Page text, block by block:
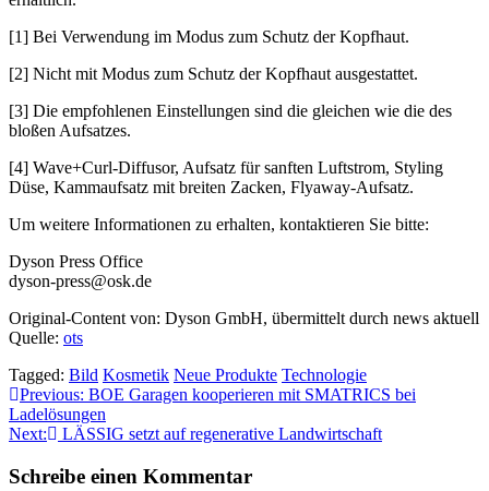
[1] Bei Verwendung im Modus zum Schutz der Kopfhaut.
[2] Nicht mit Modus zum Schutz der Kopfhaut ausgestattet.
[3] Die empfohlenen Einstellungen sind die gleichen wie die des
bloßen Aufsatzes.
[4] Wave+Curl-Diffusor, Aufsatz für sanften Luftstrom, Styling
Düse, Kammaufsatz mit breiten Zacken, Flyaway-Aufsatz.
Um weitere Informationen zu erhalten, kontaktieren Sie bitte:
Dyson Press Office
dyson-press@osk.de
Original-Content von: Dyson GmbH, übermittelt durch news aktuell
Quelle: ots
Tagged: Bild Kosmetik Neue Produkte Technologie
Beitragsnavigation
Previous: BOE Garagen kooperieren mit SMATRICS bei
Ladelösungen
Next:
LÄSSIG setzt auf regenerative Landwirtschaft
Schreibe einen Kommentar